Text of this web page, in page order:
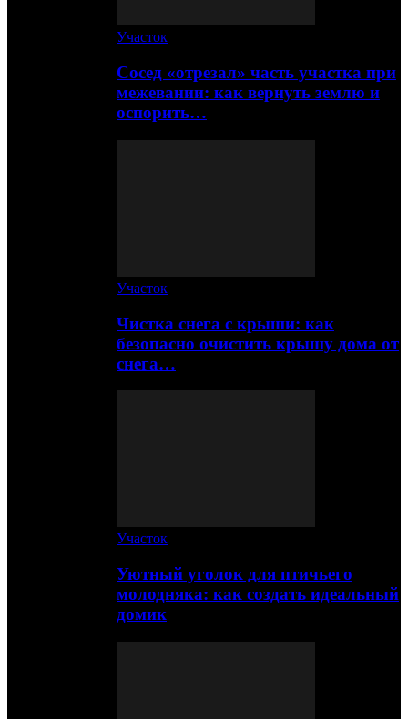
Участок
Сосед «отрезал» часть участка при
межевании: как вернуть землю и
оспорить…
Участок
Чистка снега с крыши: как
безопасно очистить крышу дома от
снега…
Участок
Уютный уголок для птичьего
молодняка: как создать идеальный
домик